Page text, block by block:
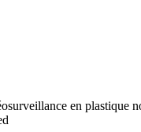
en plastique